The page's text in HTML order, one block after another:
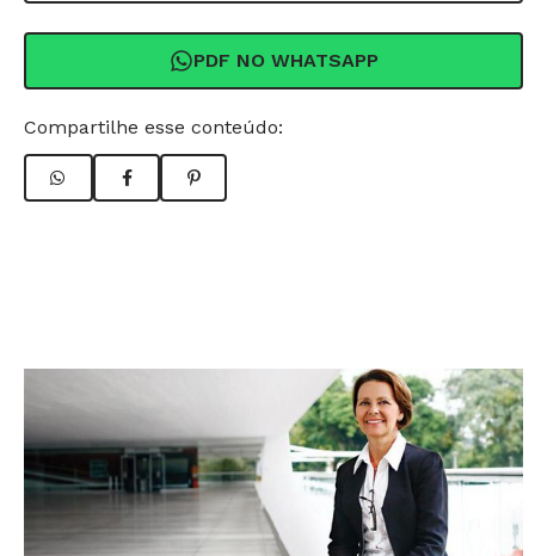
PDF NO WHATSAPP
Compartilhe esse conteúdo: